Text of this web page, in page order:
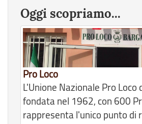
Oggi scopriamo...
Pro Loco
L'Unione Nazionale Pro Loco
fondata nel 1962, con 600
rappresenta l'unico punto di